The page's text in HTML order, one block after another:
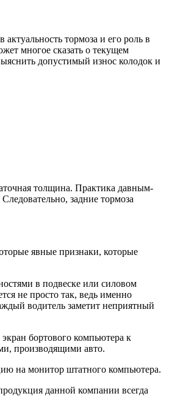
тормоза и его роль в
многое сказать о текущем
допустимый износ колодок и
толщина. Практика давным-
задние тормоза
явные признаки, которые
в подвеске или силовом
не просто так, ведь именно
водитель заметит неприятный
бортового компьютера к
производящими авто.
на монитор штатного компьютера.
данной компании всегда